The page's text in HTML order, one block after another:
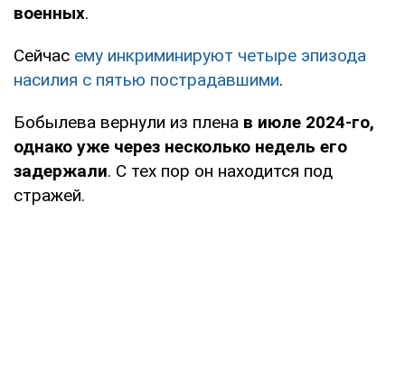
военных.
Сейчас ему инкриминируют четыре эпизода
насилия с пятью пострадавшими.
Бобылева вернули из плена в июле 2024-го,
однако уже через несколько недель его
задержали. С тех пор он находится под
стражей.